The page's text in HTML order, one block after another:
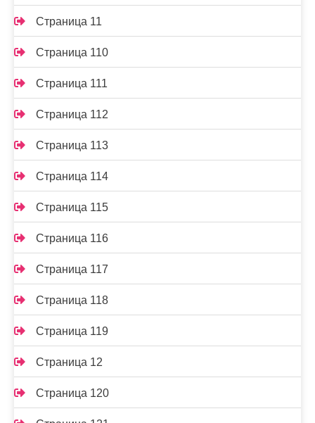
Страница 11
Страница 110
Страница 111
Страница 112
Страница 113
Страница 114
Страница 115
Страница 116
Страница 117
Страница 118
Страница 119
Страница 12
Страница 120